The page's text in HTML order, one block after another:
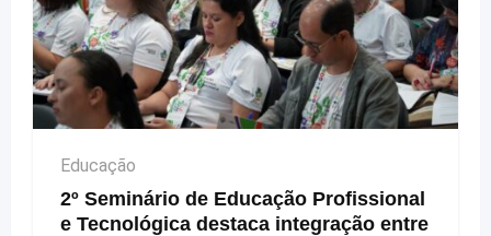
Educação
2º Seminário de Educação Profissional
e Tecnológica destaca integração entre